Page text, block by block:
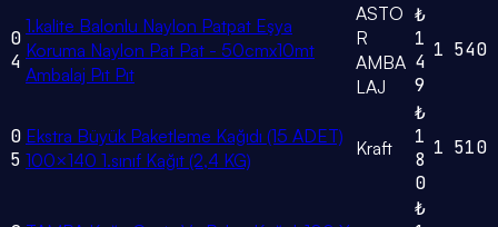
0
4
1.kalite Balonlu Naylon Patpat Eşya
Koruma Naylon Pat Pat - 50cmx10mt
Ambalaj Pıt Pıt
ASTO
R
AMBA
LAJ
₺
1
4
9
1 540
0
5
Ekstra Büyük Paketleme Kağıdı (15 ADET)
100×140 1.sınıf Kağıt (2,4 KG)
Kraft
₺
1
8
0
1 510
₺